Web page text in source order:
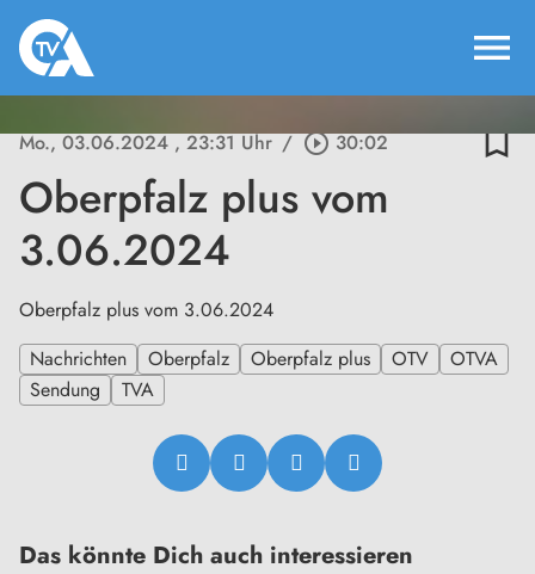
menu
Mo., 03.06.2024, 23:31 Uhr / play_circle_outline30:02 bookmark_border
Oberpfalz plus vom
3.06.2024
Oberpfalz plus vom 3.06.2024
Nachrichten
Oberpfalz Oberpfalz plus OTV
OTVA
Sendung
TVA
Das könnte Dich auch interessieren